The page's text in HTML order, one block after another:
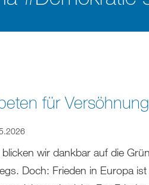
für
blicken wir dankbar auf die
Doch: Frieden in Europa